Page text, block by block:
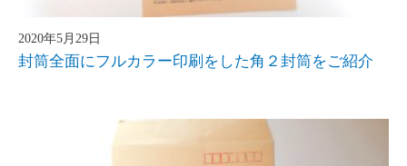
2020年5月29日
封筒全面にフルカラー印刷をした角２封筒をご紹介